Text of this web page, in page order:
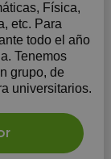
Física,
etc. Para
todo el año
Tenemos
grupo, de
universitarios.